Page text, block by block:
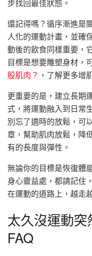
步找回最佳狀態。
還記得嗎？循序漸進是
人化的運動計畫，並確
動後的飲食同樣重要，
目標是想要雕塑身材，
股肌肉？ ，了解更多增
更重要的是，建立長期
式，將運動融入到日常
別忘了適時的放鬆，可
章，幫助肌肉放鬆，降
有的長度與彈性。
無論你的目標是恢復體
身心靈益處，都請記住
在運動的道路上，越走
太久沒運動
FAQ